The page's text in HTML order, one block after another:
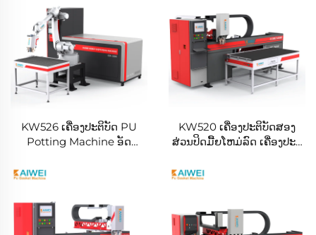
sealed Gluing Machine
KW526 ເຄື່ອງປະຕິບັດ PU
Potting Machine ອັດ
ເຄື່ອງປິດມື້ຍໂຫມ່ລົດ Auto
Machine / Robot
KW520 ເຄື່ອງປະຕິບັດສອງ
ສ່ວນປິດມື້ຍໂຫມ່ລົດ ເຄື່ອງປະຕິ
Foam Sealing Machine